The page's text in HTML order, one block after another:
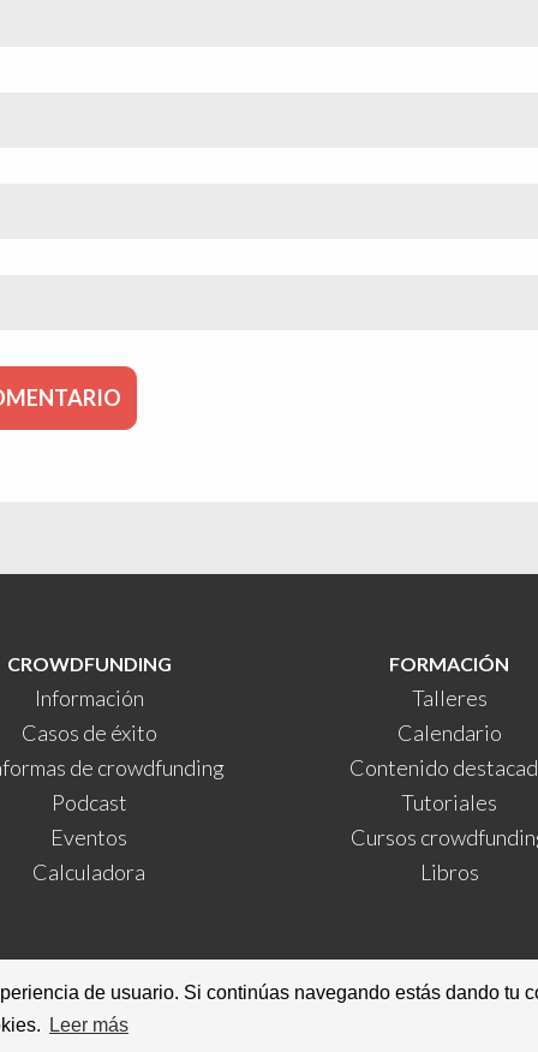
de usuario. Si continúas navegando estás dando tu
Leer más
CROWDFUNDING
Información
Casos de éxito
de crowdfunding
Podcast
Eventos
Calculadora
FORMACIÓN
Talleres
Calendario
Contenido
Tutoriales
Cursos
Libros
© 2026 · Valentí Acconcia ·